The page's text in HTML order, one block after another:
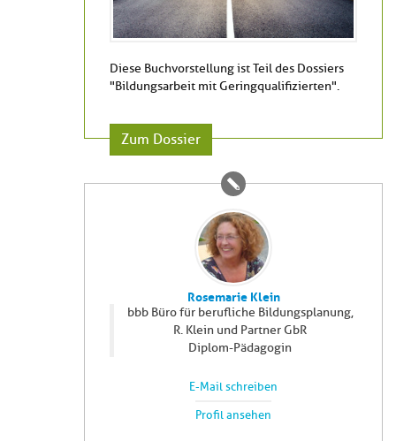
Diese Buchvorstellung ist Teil des Dossiers
"Bildungsarbeit mit Geringqualifizierten".
Zum Dossier
Rosemarie Klein
bbb Büro für berufliche Bildungsplanung,
R. Klein und Partner GbR
Diplom-Pädagogin
E-Mail schreiben
Profil ansehen